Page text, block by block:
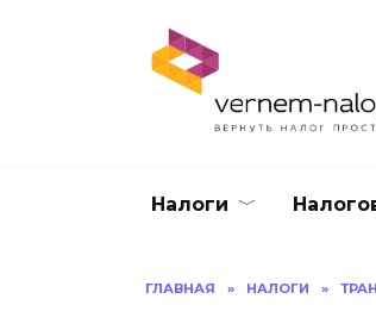
Налоги
ГЛАВНАЯ » НАЛОГИ »